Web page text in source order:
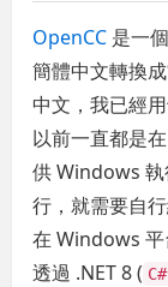
OpenCC 是一
簡體中文轉換
中文，我已經
以前一直都是
供 Windows
行，就需要自
在 Windows 平
透過 .NET 8 ( C#